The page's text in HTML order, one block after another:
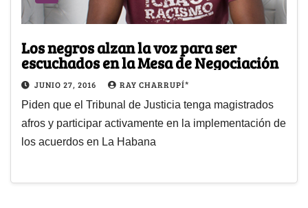
Los negros alzan la voz para ser
escuchados en la Mesa de Negociación
JUNIO 27, 2016 RAY CHARRUPÍ*
Piden que el Tribunal de Justicia tenga magistrados
afros y participar activamente en la implementación de
los acuerdos en La Habana